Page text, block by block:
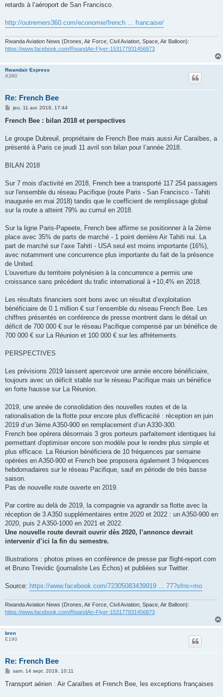
retards à l’aéroport de San Francisco.
http://outremers360.com/economie/french ... francaise/
Rwanda Aviation News (Drones, Air Force, Civil Aviation, Space, Air Balloon):
https://www.facebook.com/RwandAn-Flyer-153177931456873
Rwandair Express
A380
Re: French Bee
M
s
g
jeu. 11 avr. 2019, 17:44
French Bee : bilan 2018 et perspectives
Le groupe Dubreuil, propriétaire de French Bee mais aussi Air Caraïbes, a
présenté à Paris ce jeudi 11 avril son bilan pour l’année 2018.
BILAN 2018
Sur 7 mois d'activité en 2018, French bee a transporté 117 254 passagers
sur l'ensemble du réseau Pacifique (route Paris - San Francisco - Tahiti
inaugurée en mai 2018) tandis que le coefficient de remplissage global
sur la route a atteint 79% au cumul en 2018.
Sur la ligne Paris-Papeete, French bee affirme se positionner à la 2ème
place avec 35% de parts de marché - 1 point derrière Air Tahiti nui. La
part de marché sur l’axe Tahiti - USA seul est moins importante (16%),
avec notamment une concurrence plus importante du fait de la présence
de United.
L'ouverture du territoire polynésien à la concurrence a permis une
croissance sans précédent du trafic international à +10,4% en 2018.
Les résultats financiers sont bons avec un résultat d’exploitation
bénéficiaire de 0.1 million € sur l’ensemble du réseau French Bee. Les
chiffres présentés en conférence de presse montrent dans le détail un
déficit de 700 000 € sur le réseau Pacifique compensé par un bénéfice de
700 000 € sur La Réunion et 100 000 € sur les affrètements.
PERSPECTIVES
Les prévisions 2019 laissent apercevoir une année encore bénéficiaire,
toujours avec un déficit stable sur le réseau Pacifique mais un bénéfice
en forte hausse sur La Réunion.
2019, une année de consolidation des nouvelles routes et de la
rationalisation de la flotte pour encore plus d'efficacité : réception en juin
2019 d’un 3ème A350-900 en remplacement d’un A330-300.
French bee opérera désormais 3 gros porteurs parfaitement identiques lui
permettant d'optimiser encore son modèle pour le rendre plus simple et
plus efficace. La Réunion bénéficiera de 10 fréquences par semaine
opérées en A350-900 et French bee proposera également 3 fréquences
hebdomadaires sur le réseau Pacifique, sauf en période de très basse
saison.
Pas de nouvelle route ouverte en 2019.
Par contre au delà de 2019, la compagnie va agrandir sa flotte avec la
réception de 3 A350 supplémentaires entre 2020 et 2022 : un A350-900 en
2020, puis 2 A350-1000 en 2021 et 2022.
Une nouvelle route devrait ouvrir dès 2020, l’annonce devrait
intervenir d’ici la fin du semestre.
Illustrations : photos prises en conférence de presse par flight-report.com
et Bruno Trevidic (journaliste Les Échos) et publiées sur Twitter.
Source: https://www.facebook.com/72305083439919 ... 77?sfns=mo
Rwanda Aviation News (Drones, Air Force, Civil Aviation, Space, Air Balloon):
https://www.facebook.com/RwandAn-Flyer-153177931456873
bren
E190
Re: French Bee
M
s
sam. 14 sept. 2019, 10:11
Transport aérien : Air Caraïbes et French Bee, les exceptions françaises